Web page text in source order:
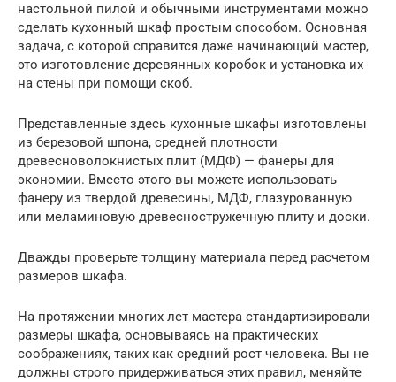
настольной пилой и обычными инструментами можно
сделать кухонный шкаф простым способом. Основная
задача, с которой справится даже начинающий мастер,
это изготовление деревянных коробок и установка их
на стены при помощи скоб.
Представленные здесь кухонные шкафы изготовлены
из березовой шпона, средней плотности
древесноволокнистых плит (МДФ) — фанеры для
экономии. Вместо этого вы можете использовать
фанеру из твердой древесины, МДФ, глазурованную
или меламиновую древесностружечную плиту и доски.
Дважды проверьте толщину материала перед расчетом
размеров шкафа.
На протяжении многих лет мастера стандартизировали
размеры шкафа, основываясь на практических
соображениях, таких как средний рост человека. Вы не
должны строго придерживаться этих правил, меняйте